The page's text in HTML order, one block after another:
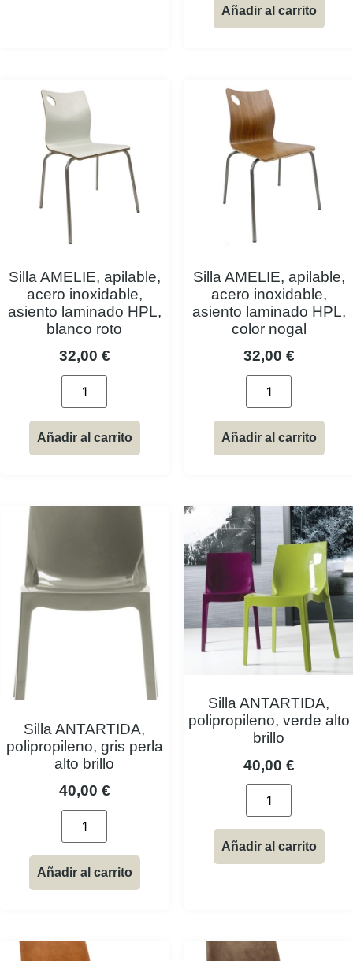
Añadir al carrito
Silla AMELIE, apilable,
acero inoxidable,
asiento laminado HPL,
blanco roto
32,00 €
Añadir al carrito
Silla AMELIE, apilable,
acero inoxidable,
asiento laminado HPL,
color nogal
32,00 €
Añadir al carrito
Silla ANTARTIDA,
polipropileno, gris perla
alto brillo
40,00 €
Añadir al carrito
Silla ANTARTIDA,
polipropileno, verde alto
brillo
40,00 €
Añadir al carrito